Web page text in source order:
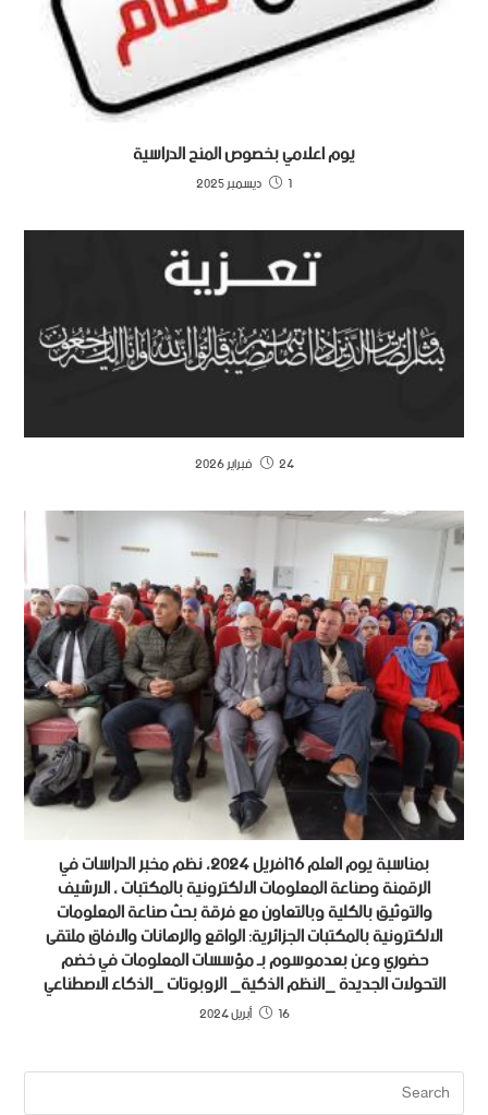
يوم اعلامي بخصوص المنح الدراسية
1 ديسمبر 2025
24 فبراير 2026
بمناسبة يوم العلم 16افريل 2024، نظم مخبر الدراسات في
الرقمنة وصناعة المعلومات الالكترونية بالمكتبات ، الارشيف
والتوثيق بالكلية وبالتعاون مع فرقة بحث صناعة المعلومات
الالكترونية بالمكتبات الجزائرية: الواقع والرهانات والافاق ملتقى
حضوري وعن بعدموسوم بـ مؤسسات المعلومات في خضم
التحولات الجديدة _النظم الذكية_ الروبوتات _الذكاء الاصطناعي
16 أبريل 2024